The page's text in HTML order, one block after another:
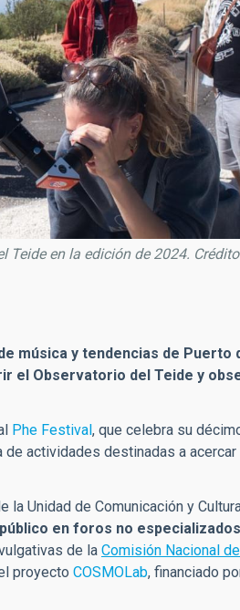
en la edición de 2024.
música y tendencias de Puerto
el Observatorio del Teide y
Phe Festival , que celebra su
de actividades destinadas a
Unidad de Comunicación y
en foros no especializados
de la Comisión Nacional
proyecto COSMOLab, financiado